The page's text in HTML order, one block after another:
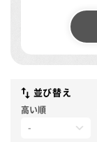
並び替え
高い順